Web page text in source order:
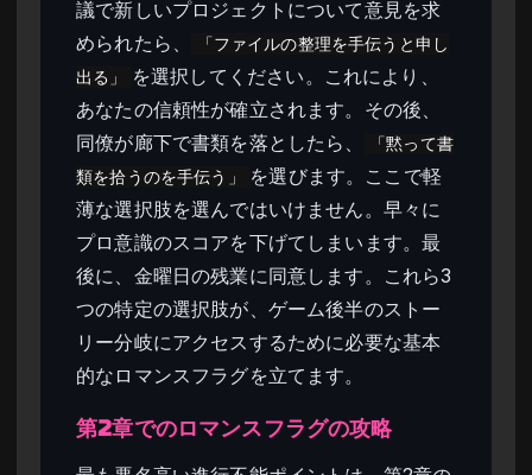
議で新しいプロジェクトについて意見を求
められたら、
「ファイルの整理を手伝うと申し
出る」
を選択してください。これにより、
あなたの信頼性が確立されます。その後、
同僚が廊下で書類を落としたら、
「黙って書
類を拾うのを手伝う」
を選びます。ここで軽
薄な選択肢を選んではいけません。早々に
プロ意識のスコアを下げてしまいます。最
後に、金曜日の残業に同意します。これら3
つの特定の選択肢が、ゲーム後半のストー
リー分岐にアクセスするために必要な基本
的なロマンスフラグを立てます。
第2章でのロマンスフラグの攻略